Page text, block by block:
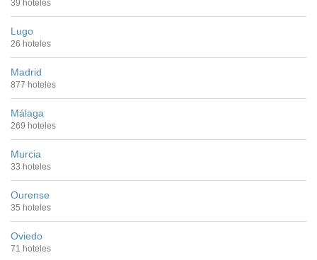
39 hoteles
Lugo
26 hoteles
Madrid
877 hoteles
Málaga
269 hoteles
Murcia
33 hoteles
Ourense
35 hoteles
Oviedo
71 hoteles